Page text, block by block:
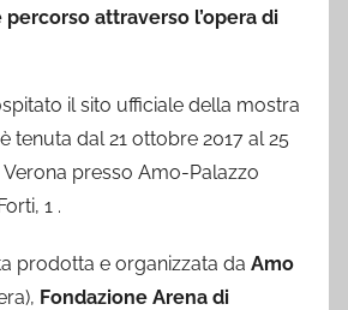
percorso attraverso l’opera di
il sito ufficiale della mostra
tenuta dal 21 ottobre 2017 al 25
presso Amo-Palazzo
1 .
prodotta e organizzata da Amo
Fondazione Arena di